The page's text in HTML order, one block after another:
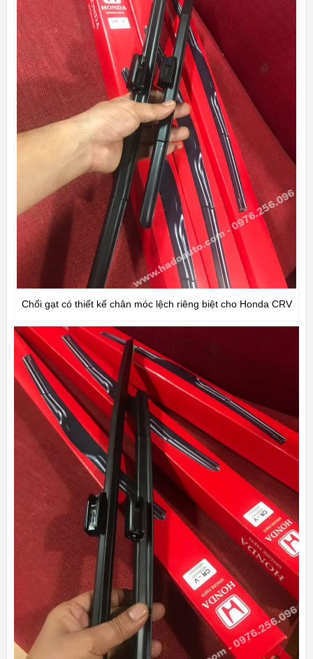
Chổi gạt có thiết kế chân móc lệch riêng biệt cho Honda CRV